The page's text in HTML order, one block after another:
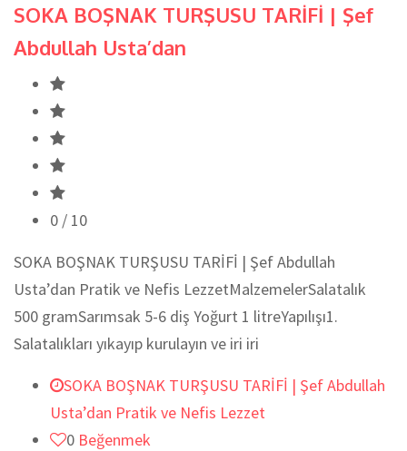
SOKA BOŞNAK TURŞUSU TARİFİ | Şef
Abdullah Usta’dan
0 / 10
SOKA BOŞNAK TURŞUSU TARİFİ | Şef Abdullah
Usta’dan Pratik ve Nefis LezzetMalzemelerSalatalık
500 gramSarımsak 5-6 diş Yoğurt 1 litreYapılışı1.
Salatalıkları yıkayıp kurulayın ve iri iri
SOKA BOŞNAK TURŞUSU TARİFİ | Şef Abdullah
Usta’dan Pratik ve Nefis Lezzet
0 Beğenmek